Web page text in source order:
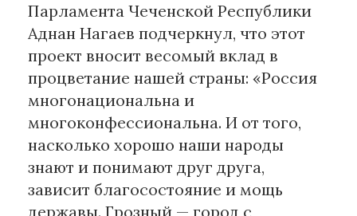
Парламента Чеченской Республики
Аднан Нагаев подчеркнул, что этот
проект вносит весомый вклад в
процветание нашей страны: «Россия
многонациональна и
многоконфессиональна. И от того,
насколько хорошо наши народы
знают и понимают друг друга,
зависит благосостояние и мощь
державы. Грозный — город с